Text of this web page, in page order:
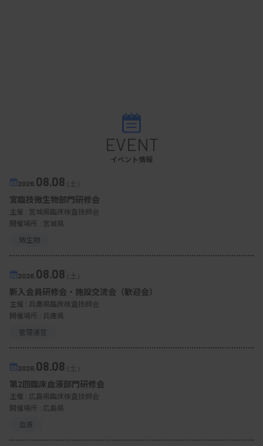
EVENT
イベント情報
2026. 08.08（土）
宮臨技微生物部門研修会
主催 : 宮城県臨床検査技師会
開催場所 : 宮城県
微生物
2026. 08.08（土）
新入会員研修会・施設交流会（歓迎会）
主催 : 兵庫県臨床検査技師会
開催場所 : 兵庫県
管理運営
2026. 08.08（土）
第2回臨床血液部門研修会
主催 : 広島県臨床検査技師会
開催場所 : 広島県
血液